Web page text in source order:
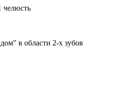
челюсть
в области 2-х зубов